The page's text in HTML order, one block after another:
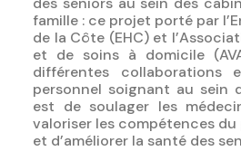
famille : ce projet porté par
de la Côte (EHC) et
et de soins à domicile
différentes collaborations
personnel soignant au sein
est de soulager les
valoriser les compétences
et d’améliorer la santé des